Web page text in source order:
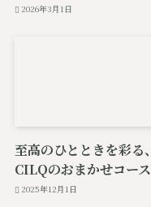
2026年3月1日
至高のひとときを彩る、
CILQのおまかせコース
2025年12月1日